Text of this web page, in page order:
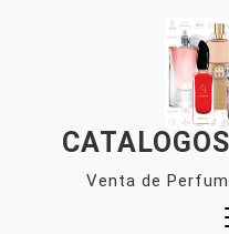
Venta de